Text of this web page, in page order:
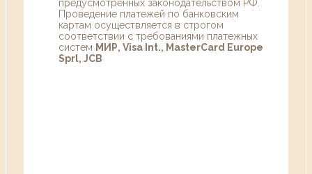
предусмотренных законодательством РФ.
Проведение платежей по банковским
картам осуществляется в строгом
соответствии с требованиями платежных
систем МИР, Visa Int., MasterCard Europe
Sprl, JCB